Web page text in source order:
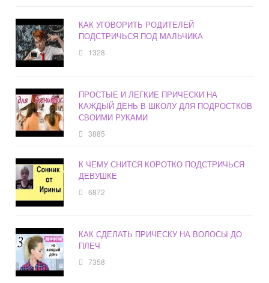
КАК УГОВОРИТЬ РОДИТЕЛЕЙ
ПОДСТРИЧЬСЯ ПОД МАЛЬЧИКА
1328
ПРОСТЫЕ И ЛЕГКИЕ ПРИЧЕСКИ НА
КАЖДЫЙ ДЕНЬ В ШКОЛУ ДЛЯ ПОДРОСТКОВ
СВОИМИ РУКАМИ
3885
К ЧЕМУ СНИТСЯ КОРОТКО ПОДСТРИЧЬСЯ
ДЕВУШКЕ
6872
КАК СДЕЛАТЬ ПРИЧЕСКУ НА ВОЛОСЫ ДО
ПЛЕЧ
7358